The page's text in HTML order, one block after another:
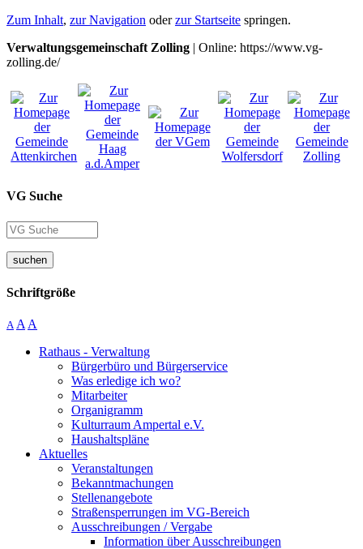
Zum Inhalt, zur Navigation oderzur Startseite springen.
Verwaltungsgemeinschaft Zolling | Online: https://www.vg-
zolling.de/
VG Suche
suchen
Schriftgröße
A A A
Rathaus - Verwaltung
Bürgerbüro und Bürgerservice
Was erledige ich wo?
Mitarbeiter
Organigramm
Kulturraum Ampertal e.V.
Haushaltspläne
Aktuelles
Veranstaltungen
Bekanntmachungen
Stellenangebote
Straßensperrungen im VG-Bereich
Ausschreibungen / Vergabe
Information über Ausschreibungen